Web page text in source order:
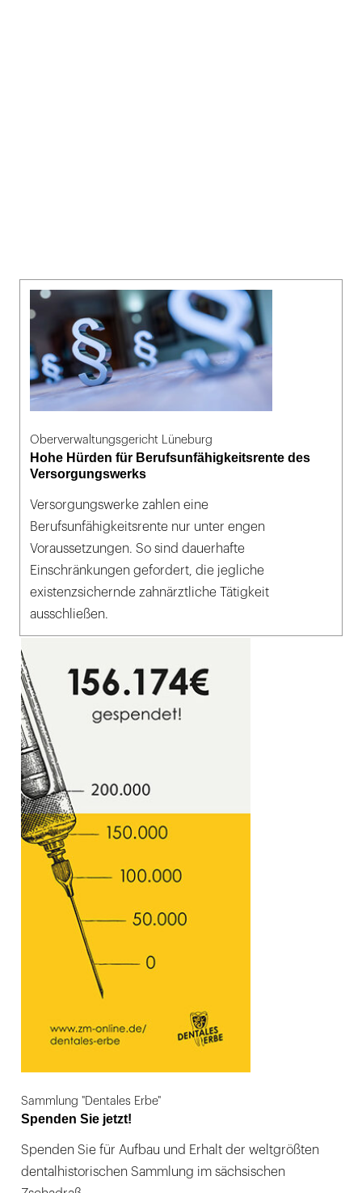
Oberverwaltungsgericht Lüneburg
Hohe Hürden für Berufsunfähigkeitsrente des
Versorgungswerks
Versorgungswerke zahlen eine
Berufsunfähigkeitsrente nur unter engen
Voraussetzungen. So sind dauerhafte
Einschränkungen gefordert, die jegliche
existenzsichernde zahnärztliche Tätigkeit
ausschließen.
Sammlung "Dentales Erbe"
Spenden Sie jetzt!
Spenden Sie für Aufbau und Erhalt der weltgrößten
dentalhistorischen Sammlung im sächsischen